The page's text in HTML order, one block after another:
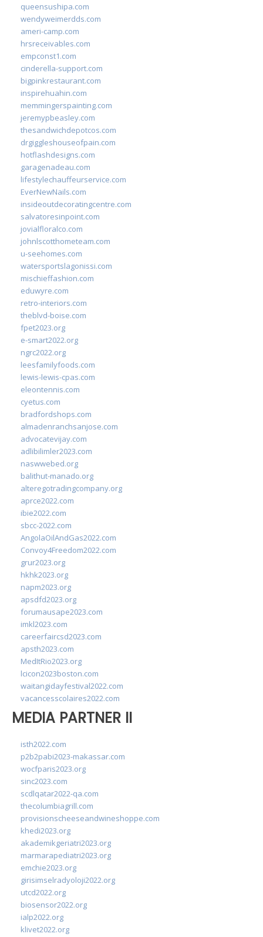
queensushipa.com
wendyweimerdds.com
ameri-camp.com
hrsreceivables.com
empconst1.com
cinderella-support.com
bigpinkrestaurant.com
inspirehuahin.com
memmingerspainting.com
jeremypbeasley.com
thesandwichdepotcos.com
drgiggleshouseofpain.com
hotflashdesigns.com
garagenadeau.com
lifestylechauffeurservice.com
EverNewNails.com
insideoutdecoratingcentre.com
salvatoresinpoint.com
jovialfloralco.com
johnlscotthometeam.com
u-seehomes.com
watersportslagonissi.com
mischieffashion.com
eduwyre.com
retro-interiors.com
theblvd-boise.com
fpet2023.org
e-smart2022.org
ngrc2022.org
leesfamilyfoods.com
lewis-lewis-cpas.com
eleontennis.com
cyetus.com
bradfordshops.com
almadenranchsanjose.com
advocatevijay.com
adlibilimler2023.com
naswwebed.org
balithut-manado.org
alteregotradingcompany.org
aprce2022.com
ibie2022.com
sbcc-2022.com
AngolaOilAndGas2022.com
Convoy4Freedom2022.com
grur2023.org
hkhk2023.org
napm2023.org
apsdfd2023.org
forumausape2023.com
imkl2023.com
careerfaircsd2023.com
apsth2023.com
MedItRio2023.org
lcicon2023boston.com
waitangidayfestival2022.com
vacancesscolaires2022.com
MEDIA PARTNER II
isth2022.com
p2b2pabi2023-makassar.com
wocfparis2023.org
sinc2023.com
scdlqatar2022-qa.com
thecolumbiagrill.com
provisionscheeseandwineshoppe.com
khedi2023.org
akademikgeriatri2023.org
marmarapediatri2023.org
emchie2023.org
girisimselradyoloji2022.org
utcd2022.org
biosensor2022.org
ialp2022.org
klivet2022.org